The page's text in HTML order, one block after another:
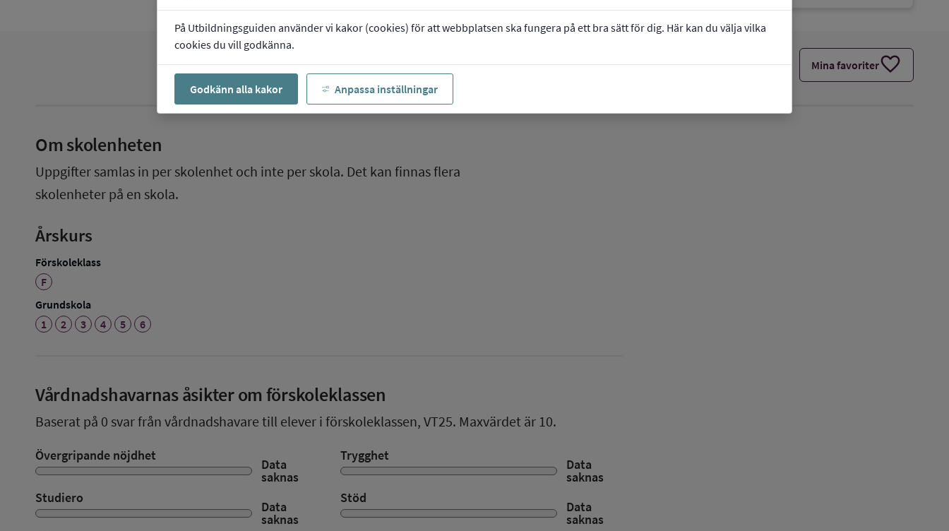
På Utbildningsguiden använder vi kakor (cookies) för att webbplatsen ska fungera på ett bra sätt för dig. Här kan du välja vilka
cookies du vill godkänna.
Godkänn alla kakor Anpassa inställningar
Mina favoriterfavorite
Om skolenheten
Uppgifter samlas in per skolenhet och inte per skola. Det kan finnas flera
skolenheter på en skola.
Årskurs
Förskoleklass
F
Grundskola
1
2 3 4 5 6
Vårdnadshavarnas åsikter om förskoleklassen
Baserat på 0 svar från vårdnadshavare till elever i förskoleklassen, VT25. Maxvärdet är 10.
Övergripande nöjdhet
Data
saknas
Trygghet
Data
saknas
Studiero
Data
saknas
Stöd
Data
saknas